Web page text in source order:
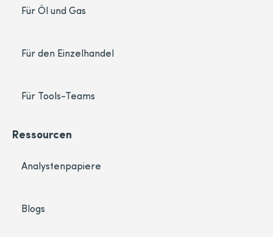
Für Öl und Gas
Für den Einzelhandel
Für Tools-Teams
Ressourcen
Analystenpapiere
Blogs